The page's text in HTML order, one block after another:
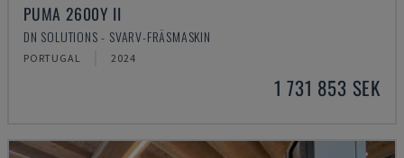
PUMA 2600Y II
DN SOLUTIONS - SVARV-FRÄSMASKIN
PORTUGAL 2024
1 731 853 SEK